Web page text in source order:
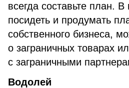
всегда составьте план.
посидеть и продумать
собственного бизнеса,
о заграничных товарах
с заграничными
Водолей